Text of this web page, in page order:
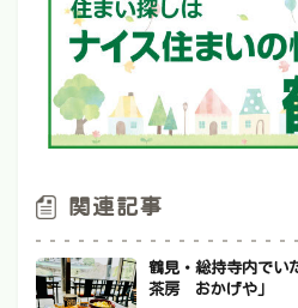
関連記事
鶴見・総持寺内でい
茶房 おかげや」